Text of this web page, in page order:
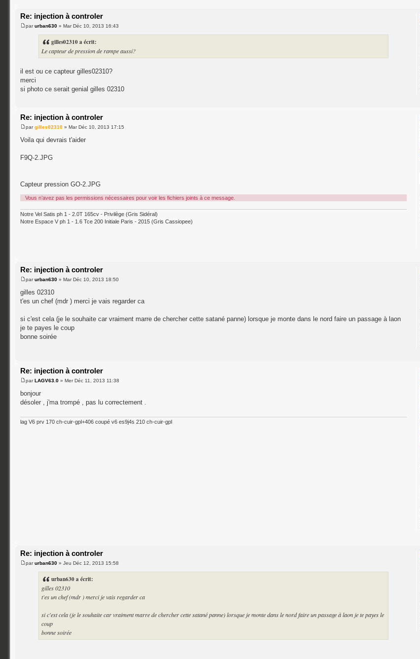
Re: injection à controler
parurban630 » Mar Déc 10, 2013 16:43
gilles02310 a écrit:
Le capteur de pression de rampe aussi?
il est ou ce capteur gilles02310?
merci
si photo ce serait genial gilles 02310
Re: injection à controler
pargilles02310 » Mar Déc 10, 2013 17:15
Voila qui devrais t'aider
F9Q-2.JPG
Capteur pression GO-2.JPG
Vous n’avez pas les permissions nécessaires pour voir les fichiers joints à ce message.
Notre Vel Satis ph 1 - 2.0T 165cv - Privilège (Gris Sidéral)
Notre Espace V ph 1 - 1.6 Tce 200 Initiale Paris - 2015 (Gris Cassiopee)
Re: injection à controler
parurban630 » Mar Déc 10, 2013 18:50
gilles 02310
t'es un chef (mdr ) merci je vais regarder ca
si c'est cela (je le souhaite car vraiment marre de chercher cette satané panne) lorsque je monte dans le nord faire un passage à laon
je te payes le coup
bonne soirée
Re: injection à controler
parLAGV63.0 » Mer Déc 11, 2013 11:38
bonjour
désoler , j'ma trompé , pas lu correctement .
lag V6 prv 170 ch-cuir-gpl+406 coupé v6 es9j4s 210 ch-cuir-gpl
Re: injection à controler
parurban630 » Jeu Déc 12, 2013 15:58
urban630 a écrit:
gilles 02310
t'es un chef (mdr ) merci je vais regarder ca
si c'est cela (je le souhaite car vraiment marre de chercher cette satané panne) lorsque je monte dans le nord faire un passage à laon je te payes le
coup
bonne soirée